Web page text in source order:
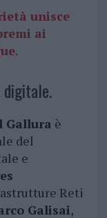
unisce
ai
.
Gallura è
del
e
Reti
Galisai,